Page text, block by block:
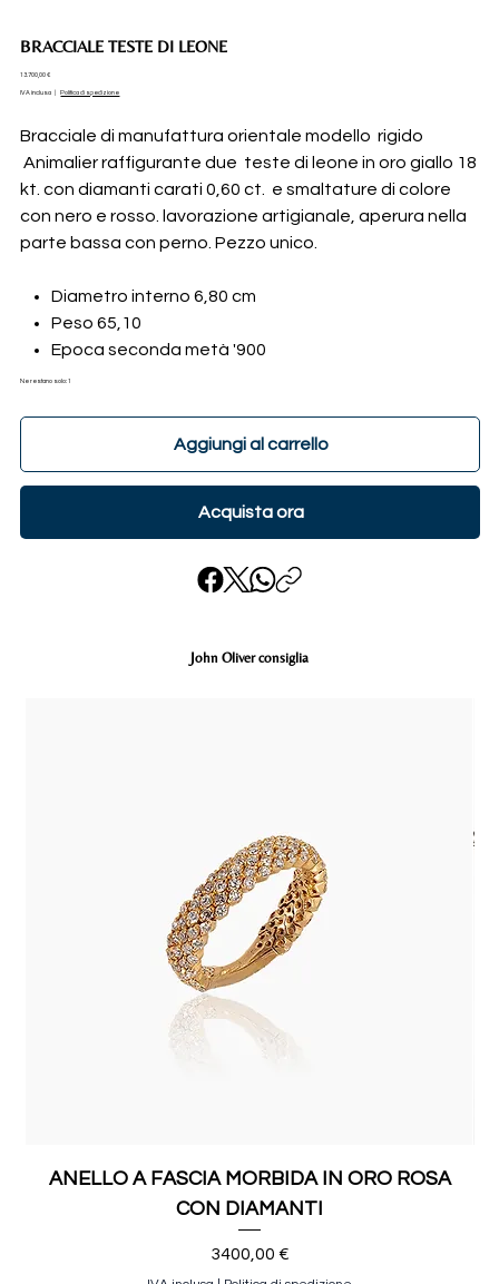
BRACCIALE TESTE DI LEONE
Prezzo
13.700,00 €
IVA inclusa Politica di spedizione
Bracciale di manufattura orientale modello rigido
Animalier raffigurante due teste di leone in oro giallo 18
kt. con diamanti carati 0,60 ct. e smaltature di colore
con nero e rosso. lavorazione artigianale, aperura nella
parte bassa con perno. Pezzo unico.
Diametro interno 6,80 cm
Peso 65,10
Epoca seconda metà '900
Ne restano solo: 1
Aggiungi al carrello
Acquista ora
John Oliver consiglia
ANELLO A FASCIA MORBIDA IN ORO ROSA
CON DIAMANTI
Prezzo
3400,00 €